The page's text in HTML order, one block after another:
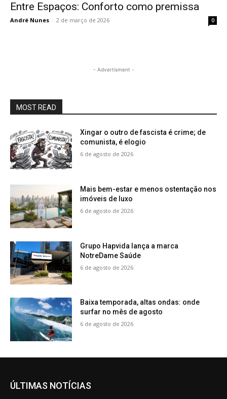
Entre Espaços: Conforto como premissa
André Nunes - 2 de março de 2026 0
- Advertisment -
MOST READ
Xingar o outro de fascista é crime; de
comunista, é elogio
6 de agosto de 2026
Mais bem-estar e menos ostentação nos
imóveis de luxo
6 de agosto de 2026
Grupo Hapvida lança a marca
NotreDame Saúde
6 de agosto de 2026
Baixa temporada, altas ondas: onde
surfar no mês de agosto
6 de agosto de 2026
ÚLTIMAS NOTÍCIAS